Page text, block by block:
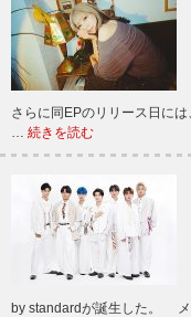
さらに同EPのリリース日に
… 続きを読む
by standardが誕生した。 メ